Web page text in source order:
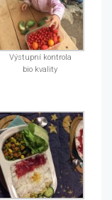
Výstupní kontrola
bio kvality